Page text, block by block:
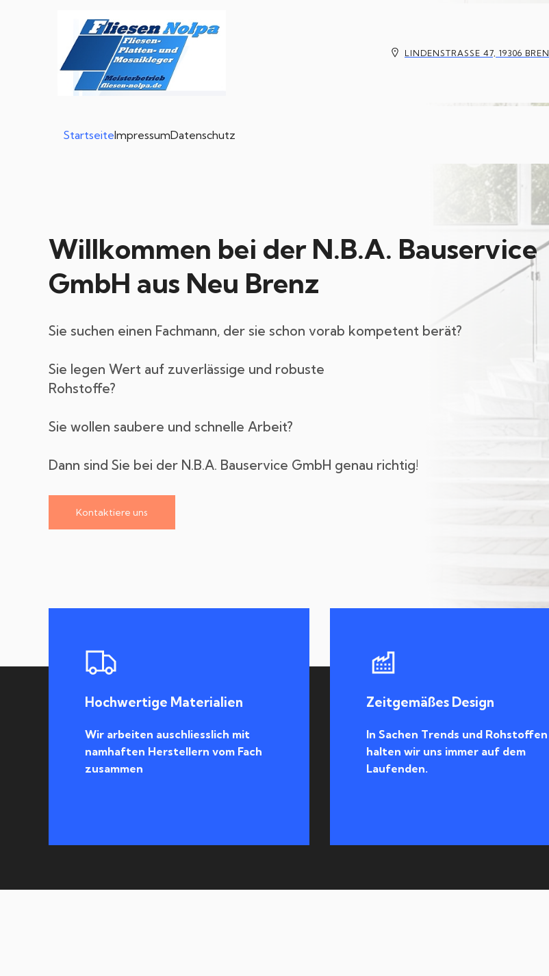
LINDENSTRASSE 47, 19306 BRENZ
StartseiteImpressumDatenschutz
Willkommen bei der N.B.A. Bauservice
GmbH aus Neu Brenz
Sie suchen einen Fachmann, der sie schon vorab kompetent berät?
Sie legen Wert auf zuverlässige und robuste
Rohstoffe?
Sie wollen saubere und schnelle Arbeit?
Dann sind Sie bei der N.B.A. Bauservice GmbH genau richtig!
Kontaktiere uns
Hochwertige Materialien
Wir arbeiten auschliesslich mit
namhaften Herstellern vom Fach
zusammen
Zeitgemäßes Design
In Sachen Trends und Rohstoffen
halten wir uns immer auf dem
Laufenden.